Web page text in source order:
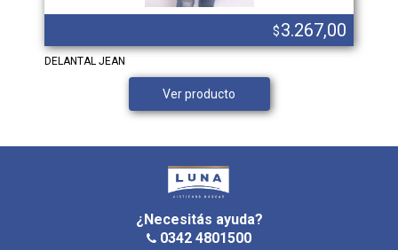
$3.267,00
DELANTAL JEAN
Ver producto
¿Necesitás ayuda?
0342 4801500